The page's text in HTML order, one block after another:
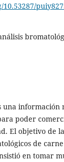
una
poder
El objetivo de
de
en tomar